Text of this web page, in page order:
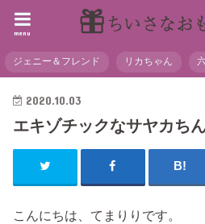
menu
ジェニー＆フレンド リカちゃん
2020.10.03
エキゾチックなサヤカち
こんにちは、てまりりです。